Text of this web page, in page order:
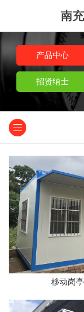
南
产品中心
招贤纳士
移动岗亭